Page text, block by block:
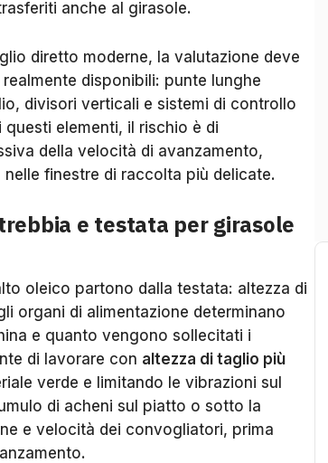
anche al girasole.
diretto moderne, la valutazione deve
disponibili: punte lunghe
divisori verticali e sistemi di controllo
questi elementi, il rischio è di
della velocità di avanzamento,
finestre di raccolta più delicate.
e testata per girasole
oleico partono dalla testata: altezza di
organi di alimentazione determinano
e quanto vengono sollecitati i
di lavorare con altezza di taglio più
verde e limitando le vibrazioni sul
di acheni sul piatto o sotto la
e velocità dei convogliatori, prima